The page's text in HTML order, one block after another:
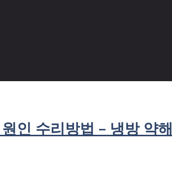
인 수리방법 – 냉방 약해